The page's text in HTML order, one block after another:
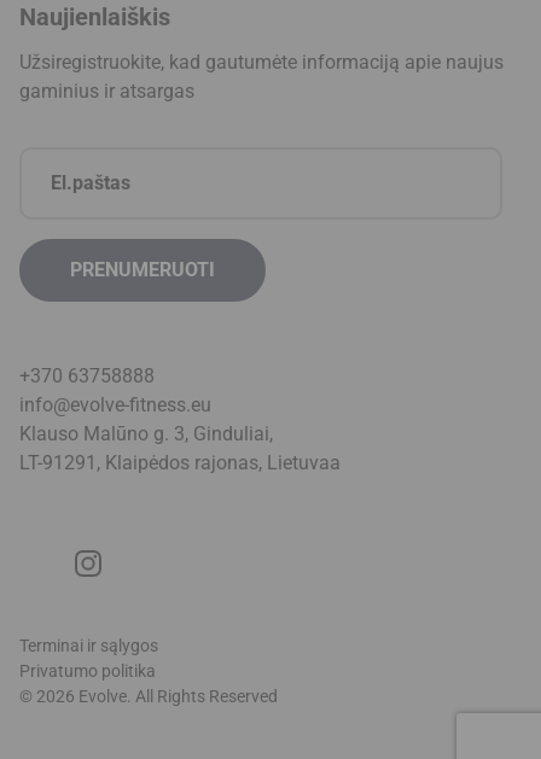
Naujienlaiškis
Užsiregistruokite, kad gautumėte informaciją apie naujus
gaminius ir atsargas
+370 63758888
info@evolve-fitness.eu
Klauso Malūno g. 3, Ginduliai,
LT-91291, Klaipėdos rajonas, Lietuvaa
© 2026 Evolve. All Rights Reserved
Terminai ir sąlygos
Privatumo politika